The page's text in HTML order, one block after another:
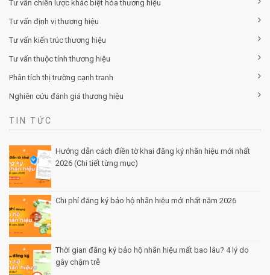
Tư vấn chiến lược khác biệt hóa thương hiệu
Tư vấn định vị thương hiệu
Tư vấn kiến trúc thương hiệu
Tư vấn thuộc tính thương hiệu
Phân tích thị trường cạnh tranh
Nghiên cứu đánh giá thương hiệu
TIN TỨC
Hướng dẫn cách điền tờ khai đăng ký nhãn hiệu mới nhất
2026 (Chi tiết từng mục)
Chi phí đăng ký bảo hộ nhãn hiệu mới nhất năm 2026
Thời gian đăng ký bảo hộ nhãn hiệu mất bao lâu? 4 lý do
gây chậm trễ